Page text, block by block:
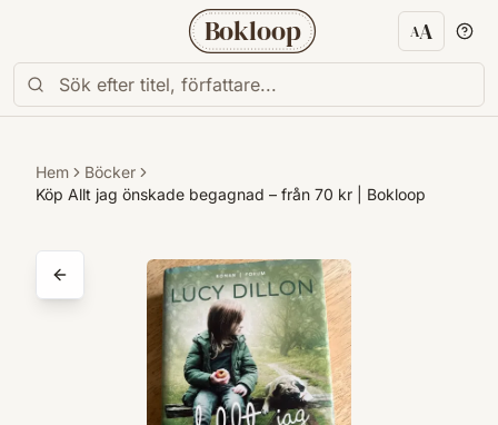
Bokloop AA
Hem
Böcker
Köp Allt jag önskade begagnad – från 70 kr | Bokloop